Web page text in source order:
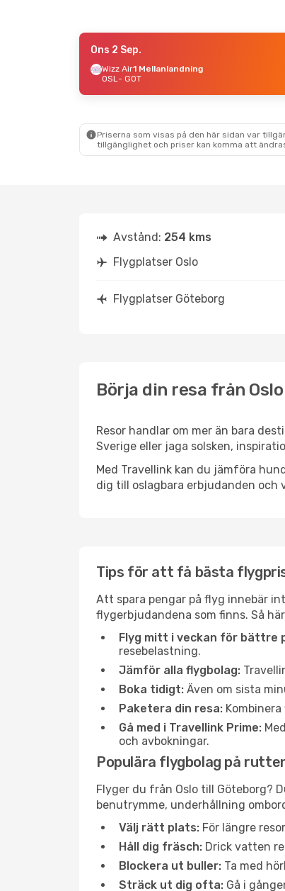
- Sön 30 Aug.
1 Mellanlandning
Ons 2 Sep.
Wizz Air1 Mellanlandning
OSL- GOT
Priserna som visas på den här sidan var
tillgänglighet och priser kan komma att
Avstånd: 254 kms
Flygplatser Oslo
Flygplatser Göteborg
Börja din resa från
Resor handlar om mer än bara
Sverige eller jaga solsken,
Med Travellink kan du jämföra
dig till oslagbara erbjudanden
Tips för att få bästa
Att spara pengar på flyg innebär
flygerbjudandena som finns. Så
Flyg mitt i veckan för bättre
resebelastning.
Jämför alla flygbolag:
Boka tidigt: Även om sista
Paketera din resa:
Gå med i Travellink Prime:
och avbokningar.
Populära flygbolag på
Flyger du från Oslo till Göteborg?
benutrymme, underhållning
Välj rätt plats: För längre
Håll dig fräsch: Drick vatten
Blockera ut buller: Ta med
Sträck ut dig ofta: Gå i